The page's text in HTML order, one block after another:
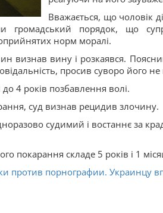
Вважається, що чоловік
громадський порядок, що
норм моралі.
визнав вину і розкаявся.
просив суворо його не
до 4 років позбавлення волі.
суд визнав рецидив злочину.
судимий і востаннє за
покарання складе 5 років і 1
против порнографии. Украинцу